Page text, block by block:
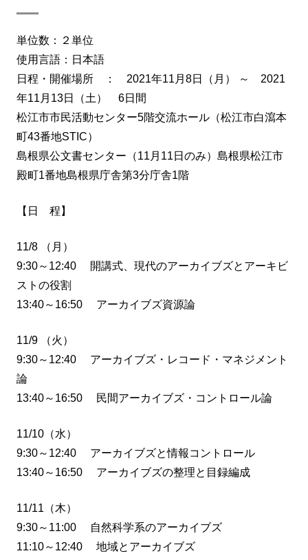
単位数：２単位
使用言語：日本語
日程・開催場所 ： 2021年11月8日（月） ～ 2021
年11月13日（土） 6日間
松江市市民活動センター5階交流ホール（松江市白瀉本
町43番地STIC）
島根県公文書センター（11月11日のみ）島根県松江市
殿町1番地島根県庁舎第3分庁舎1階
【日 程】
11/8 （月）
9:30～12:40 開講式、現代のアーカイブズとアーキビ
ストの役割
13:40～16:50 アーカイブズ資源論
11/9 （火）
9:30～12:40 アーカイブズ・レコード・マネジメント
論
13:40～16:50 民間アーカイブズ・コントロール論
11/10（水）
9:30～12:40 アーカイブズと情報コントロール
13:40～16:50 アーカイブズの整理と目録編成
11/11（木）
9:30～11:00 自然科学系のアーカイブズ
11:10～12:40 地域とアーカイブズ